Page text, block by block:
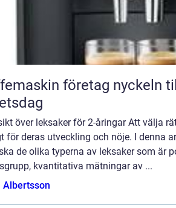
företag nyckeln till en bättre
över leksaker för 2-åringar Att välja
för deras utveckling och nöje. I denna
de olika typerna av leksaker som är
kvantitativa mätningar av ...
Albertsson